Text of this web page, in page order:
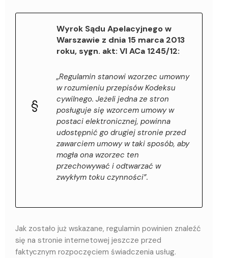
Wyrok Sądu Apelacyjnego w
Warszawie z dnia 15 marca 2013
roku, sygn. akt: VI ACa 1245/12:
„Regulamin stanowi wzorzec umowny
w rozumieniu przepisów Kodeksu
cywilnego. Jeżeli jedna ze stron
posługuje się wzorcem umowy w
postaci elektronicznej, powinna
udostępnić go drugiej stronie przed
zawarciem umowy w taki sposób, aby
mogła ona wzorzec ten
przechowywać i odtwarzać w
zwykłym toku czynności”.
Jak zostało już wskazane, regulamin powinien znaleźć
się na stronie internetowej jeszcze przed
faktycznym rozpoczęciem świadczenia usług.